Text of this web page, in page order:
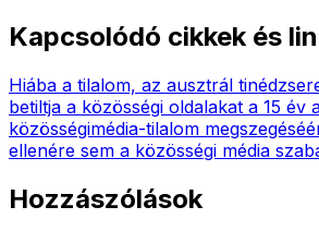
Kapcsolódó cikkek és
Hiába a tilalom, az ausztrál
betiltja a közösségi oldalakat a 15 év
közösségimédia-tilalom
ellenére sem a közösségi média
Hozzászólások